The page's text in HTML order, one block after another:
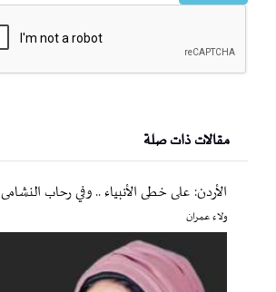
مقالات ذات صلة
الأردن: على خطى الأنبياء .. وفي رحاب النشامى
ولاء عمران